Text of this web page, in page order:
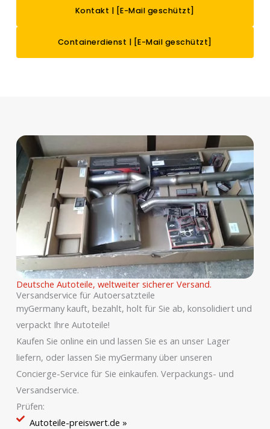
Kontakt | [E-Mail geschützt]
Containerdienst | [E-Mail geschützt]
Deutsche Autoteile, weltweiter sicherer Versand.
Versandservice für Autoersatzteile
myGermany kauft, bezahlt, holt für Sie ab, konsolidiert und
verpackt Ihre Autoteile!
Kaufen Sie online ein und lassen Sie es an unser Lager
liefern, oder lassen Sie myGermany über unseren
Concierge-Service für Sie einkaufen. Verpackungs- und
Versandservice.
Prüfen:
Autoteile-preiswert.de »